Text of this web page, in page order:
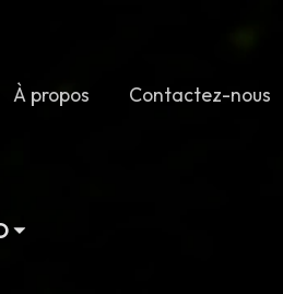
À propos Contactez-nous